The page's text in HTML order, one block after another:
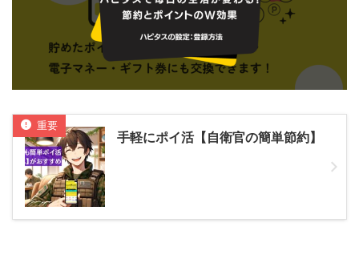
手軽にポイ活【自衛官の簡単節約】